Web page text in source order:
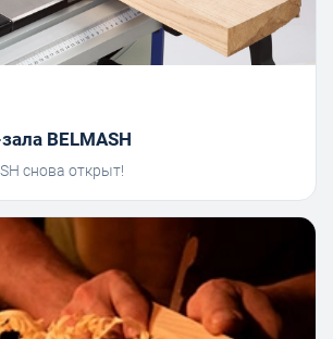
BELMASH
снова открыт!